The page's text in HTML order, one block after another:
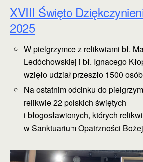
XVIII Święto
2025
W pielgrzymce z relikwiami bł.
Ledóchowskiej i bł. Ignacego
wzięło udział przeszło 1500
Na ostatnim odcinku do
relikwie 22 polskich świętych
i błogosławionych, których
w Sanktuarium Opatrzności